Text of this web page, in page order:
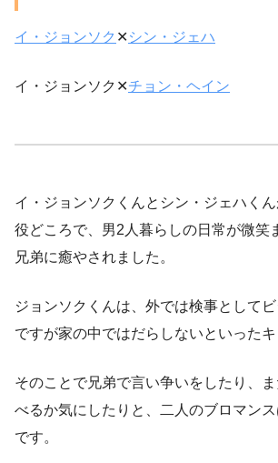
イ・ジョンソク ✕シン・ジェハ
イ・ジョンソク✕チョン・ヘイン
イ・ジョンソクくんとシン・ジェハく
役どころで、男2人暮らしの日常が微笑
兄弟に癒やされました。
ジョンソクくんは、外では検事として
ですが家の中ではだらしないといったキ
そのことで兄弟で言い争いをしたり、
べるか気にしたりと、二人のブロマン
です。